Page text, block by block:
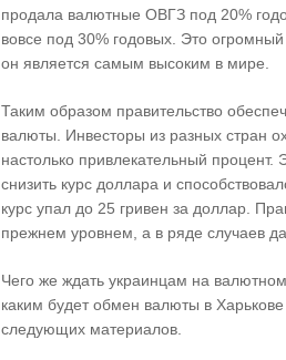
продала валютные ОВГЗ под 20%
вовсе под 30% годовых. Это
он является самым высоким в мире.
Таким образом правительство
валюты. Инвесторы из разных стран
настолько привлекательный
снизить курс доллара и
курс упал до 25 гривен за доллар.
прежнем уровнем, а в ряде случаев
Чего же ждать украинцам на
каким будет обмен валюты в
следующих материалов.